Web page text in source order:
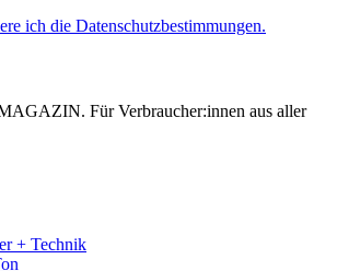
ich die Datenschutzbestimmungen.
Für Verbraucher:innen aus aller
+ Technik